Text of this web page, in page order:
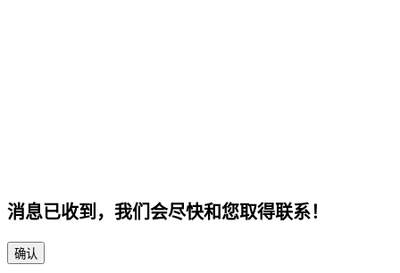
消息已收到，我们会尽快和您取得联系！
确认